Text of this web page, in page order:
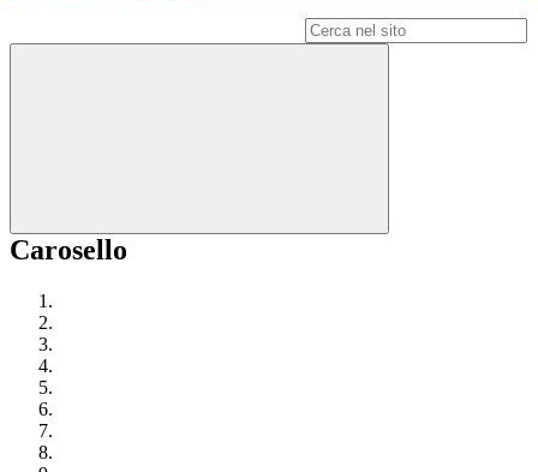
Carosello